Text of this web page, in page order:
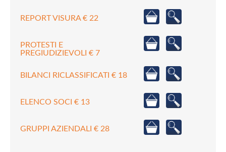
REPORT VISURA € 22
PROTESTI E
PREGIUDIZIEVOLI € 7
BILANCI RICLASSIFICATI € 18
ELENCO SOCI € 13
GRUPPI AZIENDALI € 28